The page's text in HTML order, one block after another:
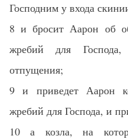
Господним у входа
8 и бросит Аарон об
жребий для
отпущения;
9 и приведет Аарон
жребий для Господа, и
10 а козла, на